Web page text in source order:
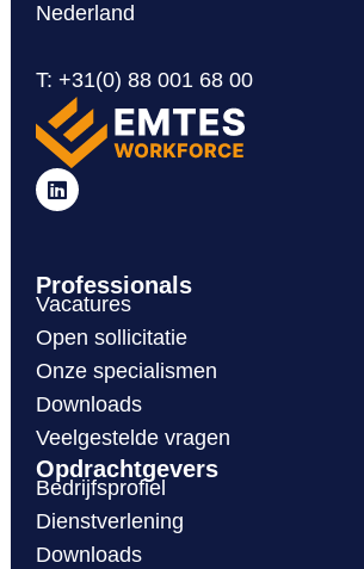
Nederland
T:+31(0) 88 001 68 00
Professionals
Vacatures
Open sollicitatie
Onze specialismen
Downloads
Veelgestelde vragen
Opdrachtgevers
Bedrijfsprofiel
Dienstverlening
Downloads